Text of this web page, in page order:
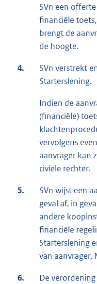
SVn een
financiële
brengt de
de hoogte.
4.
SVn verstrekt
Starterslening.
Indien de
(financiële)
vervolgens
aanvrager kan
civiele rechter.
5.
SVn wijst een
geval af, in
andere
financiële
Starterslening
van aanvrager,
6.
De